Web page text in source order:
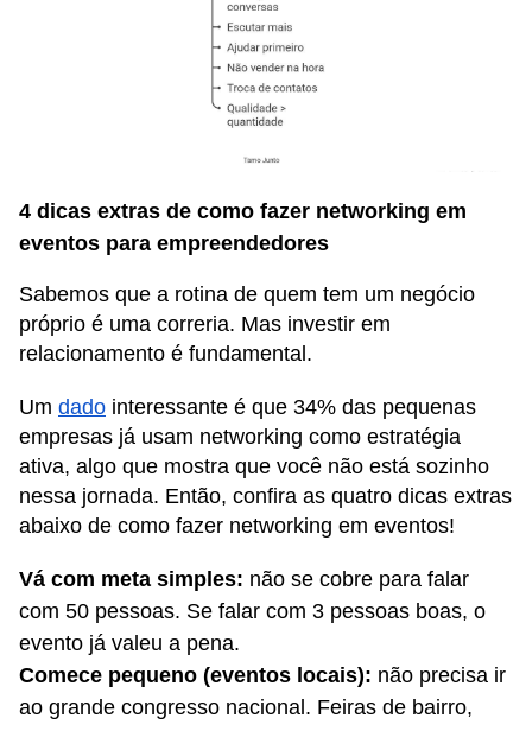
4 dicas extras de como fazer networking em
eventos para empreendedores
Sabemos que a rotina de quem tem um negócio
próprio é uma correria. Mas investir em
relacionamento é fundamental.
Um dado interessante é que 34% das pequenas
empresas já usam networking como estratégia
ativa, algo que mostra que você não está sozinho
nessa jornada. Então, confira as quatro dicas extras
abaixo de como fazer networking em eventos!
Vá com meta simples: não se cobre para falar
com 50 pessoas. Se falar com 3 pessoas boas, o
evento já valeu a pena.
Comece pequeno (eventos locais): não precisa ir
ao grande congresso nacional. Feiras de bairro,